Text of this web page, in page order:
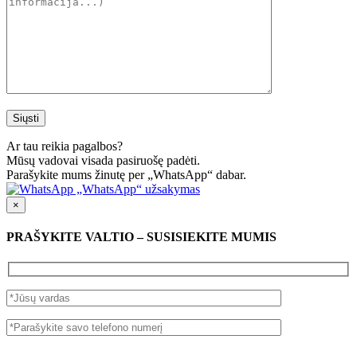
Ar tau reikia pagalbos?
Mūsų vadovai visada pasiruošę padėti.
Parašykite mums žinutę per „WhatsApp“ dabar.
„WhatsApp“ užsakymas
×
PRAŠYKITE VALTIO – SUSISIEKITE MUMIS